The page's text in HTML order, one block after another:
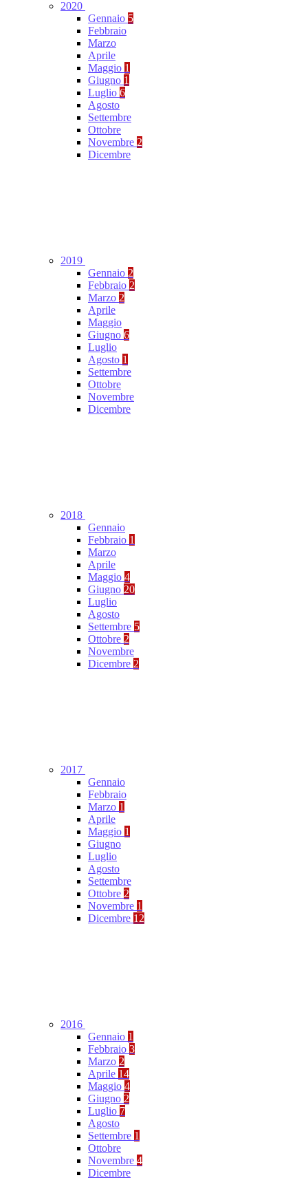
2020
Gennaio 5
Febbraio
Marzo
Aprile
Maggio 1
Giugno 1
Luglio 6
Agosto
Settembre
Ottobre
Novembre 2
Dicembre
2019
Gennaio 2
Febbraio 2
Marzo 2
Aprile
Maggio
Giugno 6
Luglio
Agosto 1
Settembre
Ottobre
Novembre
Dicembre
2018
Gennaio
Febbraio 1
Marzo
Aprile
Maggio 4
Giugno 20
Luglio
Agosto
Settembre 5
Ottobre 2
Novembre
Dicembre 2
2017
Gennaio
Febbraio
Marzo 1
Aprile
Maggio 1
Giugno
Luglio
Agosto
Settembre
Ottobre 2
Novembre 1
Dicembre 12
2016
Gennaio 1
Febbraio 3
Marzo 2
Aprile 14
Maggio 4
Giugno 2
Luglio 7
Agosto
Settembre 1
Ottobre
Novembre 4
Dicembre